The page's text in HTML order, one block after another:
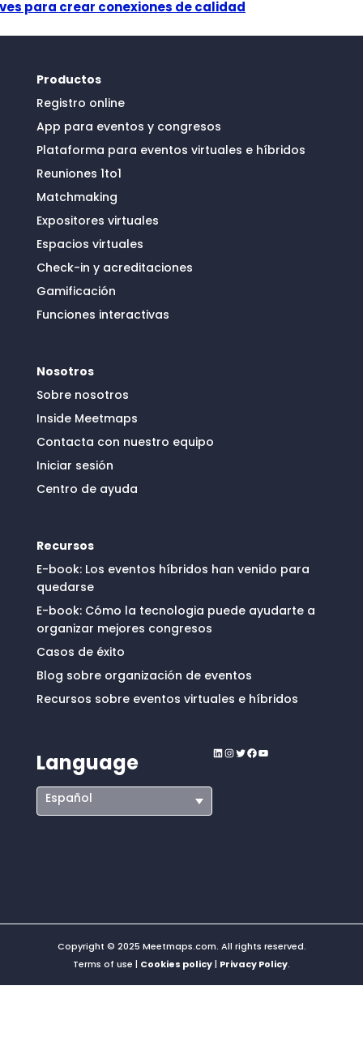
para crear conexiones de calidad
Productos
Registro online
App para eventos y congresos
Plataforma para eventos virtuales e híbridos
Reuniones 1to1
Matchmaking
Expositores virtuales
Espacios virtuales
Check-in y acreditaciones
Gamificación
Funciones interactivas
Nosotros
Sobre nosotros
Inside Meetmaps
Contacta con nuestro equipo
Iniciar sesión
Centro de ayuda
Recursos
E-book: Los eventos híbridos han venido para
quedarse
E-book: Cómo la tecnologia puede ayudarte a
organizar mejores congresos
Casos de éxito
Blog sobre organización de eventos
Recursos sobre eventos virtuales e híbridos
Language
Español
LinkedIn
Instagram
Twitter
Facebook
YouTube
Copyright © 2025 Meetmaps.com. All rights reserved.
Terms of use | Cookies policy| Privacy Policy.